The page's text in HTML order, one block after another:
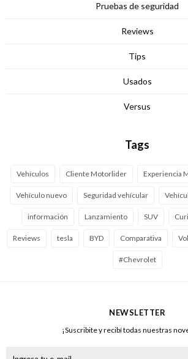
Pruebas de seguridad
Reviews
Tips
Usados
Versus
Tags
Vehículos Cliente Motorlider Experiencia
Vehículo nuevo Seguridad vehícular
información Lanzamiento SUV
Reviews tesla BYD Comparativa
#Chevrolet
NEWSLETTER
¡Suscribite y recibí todas nuestras